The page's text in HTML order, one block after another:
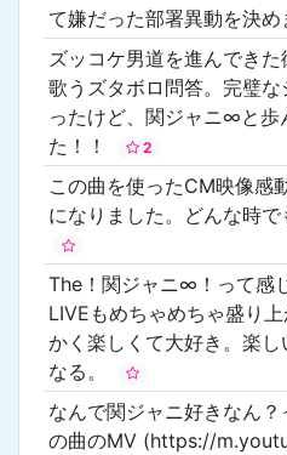
て嫌だった部署異動を決め
ズッコケ男道を進んでき
歌うズタボロ問答。完璧
ったけど、関ジャニ∞と歩
た！！
2
この曲を使ったCM映像感
になりました。どんな時で
The！関ジャニ∞！って感
LIVEもめちゃめちゃ盛り
かく楽しくて大好き。楽
なる。
なんで関ジャニ好きなん
の曲のMV (https://